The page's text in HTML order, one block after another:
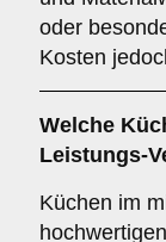
oder
Kosten
Welche
Leistungs-
Küchen im